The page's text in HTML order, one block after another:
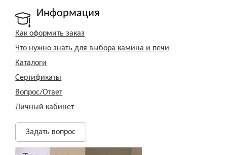
Информация
Как оформить заказ
Что нужно знать для выбора камина и печи
Каталоги
Сертификаты
Вопрос/Ответ
Личный кабинет
Задать вопрос